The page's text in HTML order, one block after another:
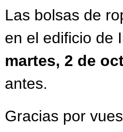
Las bolsas de
en el edificio de
martes, 2 de
antes.
Gracias por